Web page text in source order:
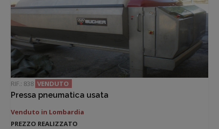
RIF.: 838 VENDUTO
Pressa pneumatica usata
Venduto in Lombardia
PREZZO REALIZZATO